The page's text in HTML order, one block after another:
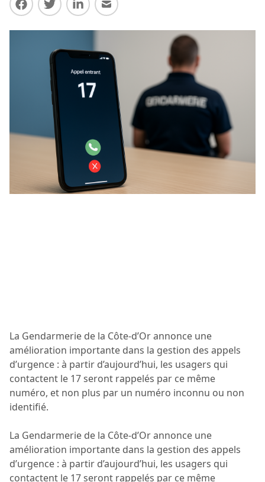
Partager sur Facebook
Partager sur Twitter
Partager sur LinkedIn
Partager par E-mail
La Gendarmerie de la Côte-d’Or annonce une
amélioration importante dans la gestion des appels
d’urgence : à partir d’aujourd’hui, les usagers qui
contactent le 17 seront rappelés par ce même
numéro, et non plus par un numéro inconnu ou non
identifié.
La Gendarmerie de la Côte-d’Or annonce une
amélioration importante dans la gestion des appels
d’urgence : à partir d’aujourd’hui, les usagers qui
contactent le 17 seront rappelés par ce même